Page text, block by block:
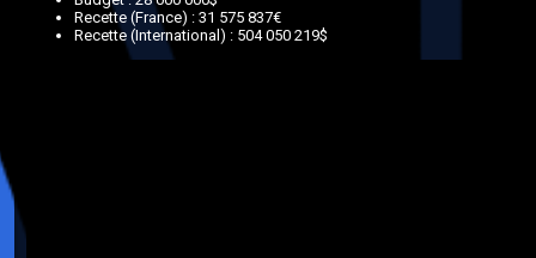
Recette (France) : 31 575 837€
Recette (International) : 504 050 219$